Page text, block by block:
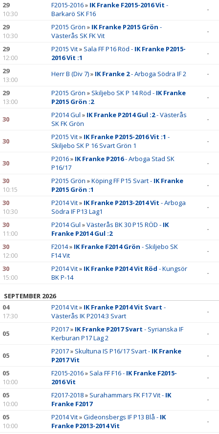
29
10:30
F2015-2016» IK Franke F2015-2016 Vit -
Barkarö SK F16
-
29
10:30
P2015 Grön » IK Franke P2015 Grön -
Västerås SK FK Vit
-
29
12:00
P2015 Vit» Sala FF P16 Röd - IK Franke P2015-
2016 Vit :1
-
29
13:00
Herr B (Div 7)» IK Franke 2- Arboga Södra IF 2 -
29
13:00
P2015 Grön » Skiljebo SK P 14 Röd - IK Franke
P2015 Grön :2
-
30 P2014 Gul » IK Franke P2014 Gul :2- Västerås
SK FK Grön
-
30 P2015 Vit» IK Franke P2015-2016 Vit :1 -
Skiljebo SK P 16 Svart Grön 1
-
30 P2016» IK Franke P2016- Arboga Stad SK
P16/17
-
30
10:15
P2015 Grön »Köping FF P15 Svart - IK Franke
P2015 Grön :1
-
30
10:30
P2014 Vit» IK Franke P2013-2014 Vit - Arboga
Södra IF P13 Lag1
-
30
11:00
P2014 Gul »Västerås BK 30 P15 RÖD - IK
Franke P2014 Gul :2
-
30
12:00
F2014» IK Franke F2014 Grön - Skiljebo SK
F14 Vit
-
30
15:00
P2014 Vit» IK Franke P2014 Vit Röd - Kungsör
BK P-14
-
SEPTEMBER 2026
04
17:30
P2014 Vit» IK Franke P2014 Vit Svart -
Västerås IK P2014:3 Svart
-
05 P2017» IK Franke P2017 Svart - Syrianska IF
Kerburan P17 Lag 2
-
05 P2017» Skultuna IS P16/17 Svart - IK Franke
P2017 Vit
-
05
10:00
F2015-2016» Sala FF F16 - IK Franke F2015-
2016 Vit
-
05
10:00
F2017-2018» Surahammars FK F17 Vit - IK
Franke F2017
-
05
10:00
P2014 Vit»Gideonsbergs IF P13 Blå - IK
Franke P2013-2014 Vit
-